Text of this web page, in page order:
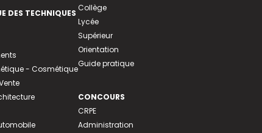
DES TECHNIQUES
- Cosmétique
Collège
Lycée
Supérieur
Orientation
Guide pratique
CONCOURS
CRPE
Administration